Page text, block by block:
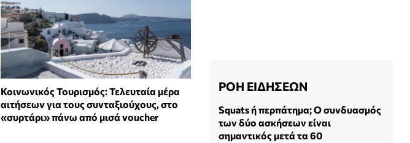
Κοινωνικός Τουρισμός: Τελευταία μέρα
αιτήσεων για τους συνταξιούχους, στο
«συρτάρι» πάνω από μισά voucher
ΡΟΗ ΕΙΔΗΣΕΩΝ
Squats ή περπάτημα; Ο συνδυασμός
των δύο ασκήσεων είναι
σημαντικός μετά τα 60